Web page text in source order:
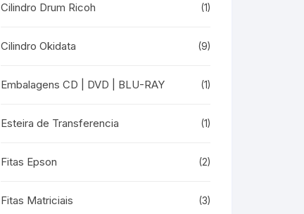
Cilindro Drum Ricoh (1)
Cilindro Okidata (9)
Embalagens CD | DVD | BLU-RAY (1)
Esteira de Transferencia (1)
Fitas Epson (2)
Fitas Matriciais (3)